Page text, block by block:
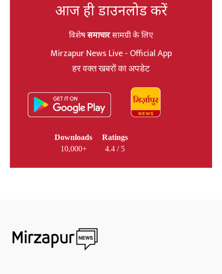
आज ही डाउनलोड करें
विशेषसमाचारसामग्री के लिए
Mirzapur News Live - Official App
हर वक्त खबरों का अपडेट
Downloads
10,000+
Ratings
4.4 / 5